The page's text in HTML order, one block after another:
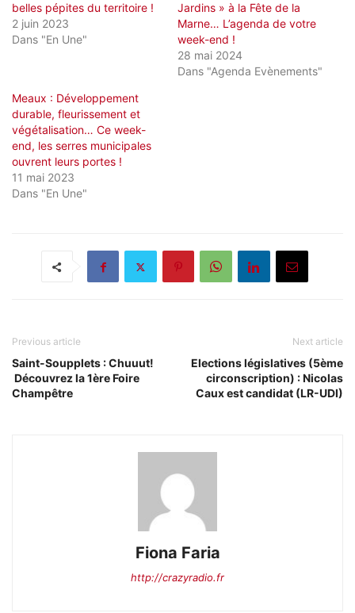
belles pépites du territoire !
2 juin 2023
Dans "En Une"
Jardins » à la Fête de la
Marne… L’agenda de votre
week-end !
28 mai 2024
Dans "Agenda Evènements"
Meaux : Développement
durable, fleurissement et
végétalisation… Ce week-
end, les serres municipales
ouvrent leurs portes !
11 mai 2023
Dans "En Une"
Previous article
Saint-Soupplets : Chuuut!
Découvrez la 1ère Foire
Champêtre
Next article
Elections législatives (5ème
circonscription) : Nicolas
Caux est candidat (LR-UDI)
Fiona Faria
http://crazyradio.fr